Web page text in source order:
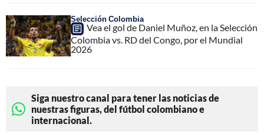
Selección Colombia
Vea el gol de Daniel Muñoz, en la Selección
Colombia vs. RD del Congo, por el Mundial
2026
Siga nuestro canal para tener las noticias de
nuestras figuras, del fútbol colombiano e
internacional.